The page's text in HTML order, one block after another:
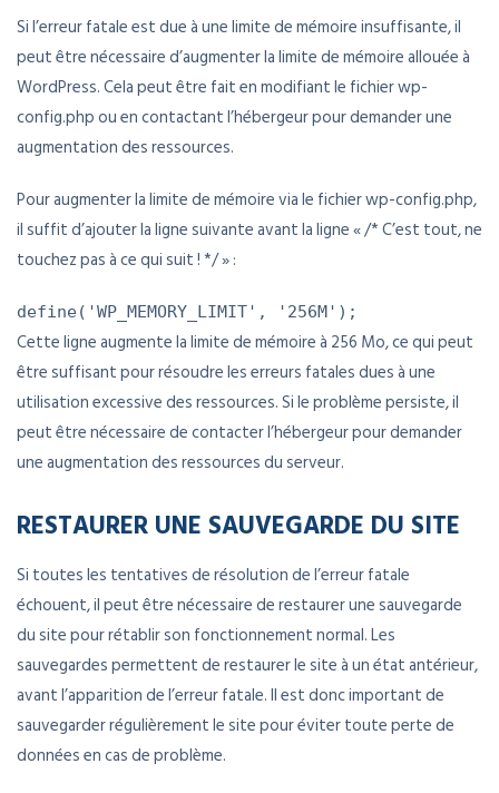
Si l’erreur fatale est due à une limite de mémoire insuffisante, il
peut être nécessaire d’augmenter la limite de mémoire allouée à
WordPress. Cela peut être fait en modifiant le fichier wp-
config.php ou en contactant l’hébergeur pour demander une
augmentation des ressources.
Pour augmenter la limite de mémoire via le fichier wp-config.php,
il suffit d’ajouter la ligne suivante avant la ligne « /* C’est tout, ne
touchez pas à ce qui suit ! */ » :
define( 'WP_MEMORY_LIMIT' , '256M' ) ;
Cette ligne augmente la limite de mémoire à 256 Mo, ce qui peut
être suffisant pour résoudre les erreurs fatales dues à une
utilisation excessive des ressources. Si le problème persiste, il
peut être nécessaire de contacter l’hébergeur pour demander
une augmentation des ressources du serveur.
RESTAURER UNE SAUVEGARDE DU SITE
Si toutes les tentatives de résolution de l’erreur fatale
échouent, il peut être nécessaire de restaurer une sauvegarde
du site pour rétablir son fonctionnement normal. Les
sauvegardes permettent de restaurer le site à un état antérieur,
avant l’apparition de l’erreur fatale. Il est donc important de
sauvegarder régulièrement le site pour éviter toute perte de
données en cas de problème.